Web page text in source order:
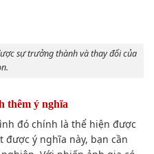
sự trưởng thành và thay đổi của
thêm ý nghĩa
đó chính là thể hiện được
ý nghĩa này, bạn cần